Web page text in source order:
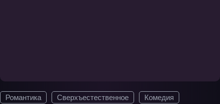
Романтика Сверхъестественное Комедия